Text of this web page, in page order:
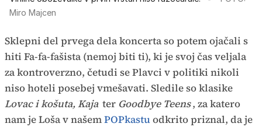
Miro Majcen
Sklepni del prvega dela koncerta so potem ojačali s
hiti Fa-fa-fašista (nemoj biti ti), ki je svoj čas veljala
za kontroverzno, četudi se Plavci v politiki nikoli
niso hoteli posebej vmešavati. Sledile so klasike
Lovac i košuta, Kaja ter Goodbye Teens, za katero
nam je Loša v našemPOPkastuodkrito priznal, da je